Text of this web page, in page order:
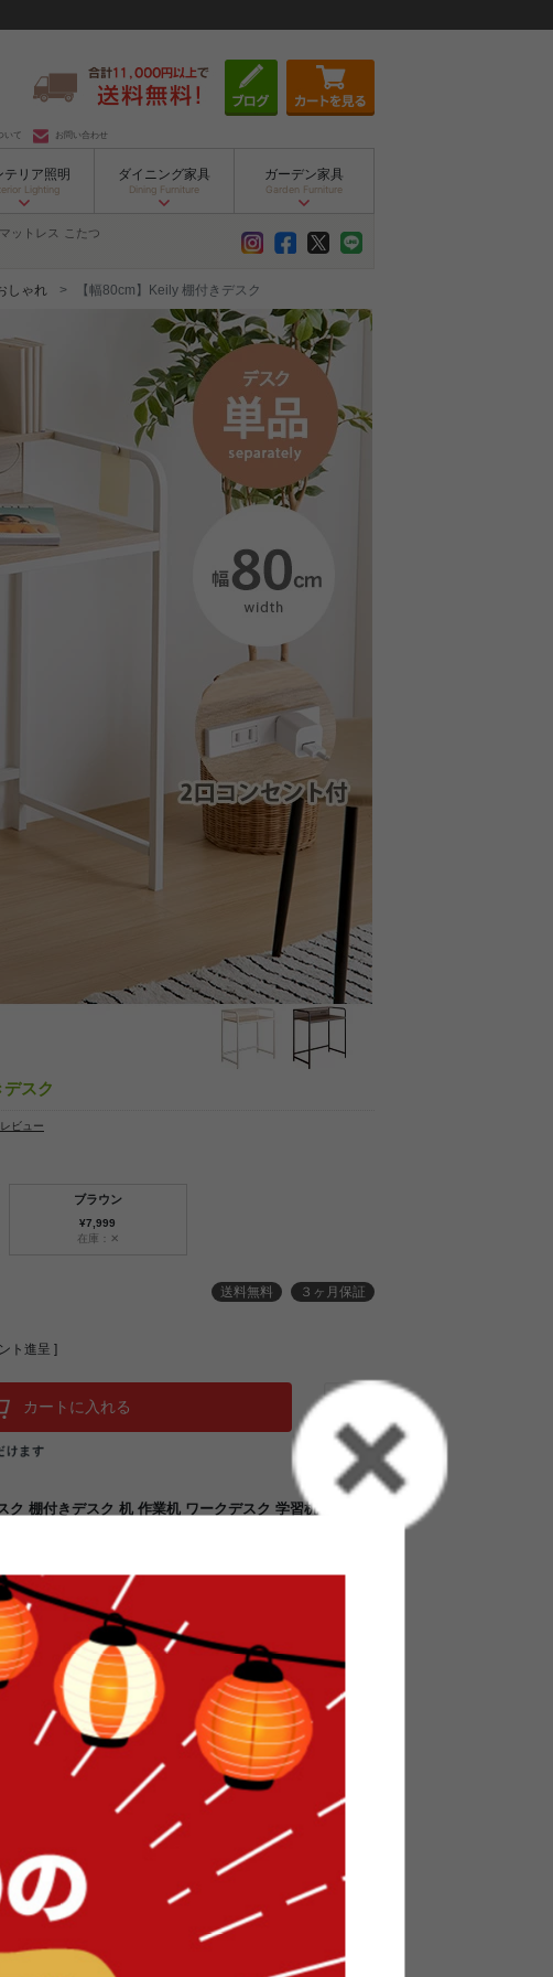
いて お問い合わせ
テリア照明
Lighting
ダイニング家具
Dining Furniture
ガーデン家具
Garden Furniture
マットレス こたつ
しゃれ 【幅80cm】Keily 棚付きデスク
デスク
ビュー
ブラウン
¥7,999
在庫：✕
送料無料 ３ヶ月保証
ト進呈 ]
カートに入れる
棚付きデスク 机 作業机 ワークデスク 学習机 勉強机
を、キレイに保って使いやすい『Keily(ケイリー)』の
りがちな雑多な小物を棚に逃がすことでスッキリ片付
イにご利用いただけます。お部屋に馴染みやすい配色と
いお部屋に取り入れやすいデスクに仕上げました。